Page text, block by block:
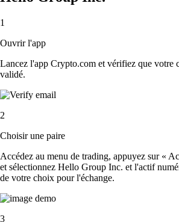
1
Ouvrir l'app
Lancez l'app Crypto.com et vérifiez que votre
validé.
2
Choisir une paire
Accédez au menu de trading, appuyez sur «
et sélectionnez Hello Group Inc. et l'actif
de votre choix pour l'échange.
3